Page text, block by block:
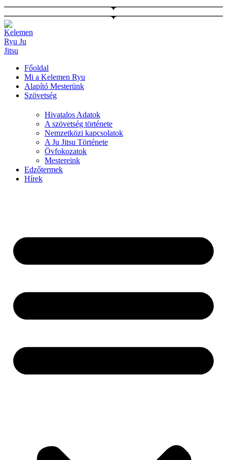
Ugrás
a
tartalomhoz
Főoldal
Mi a Kelemen Ryu
Alapító Mesterünk
Szövetség
Hivatalos Adatok
A szövetség története
Nemzetközi kapcsolatok
A Ju Jitsu Története
Övfokozatok
Mestereink
Edzőtermek
Hírek